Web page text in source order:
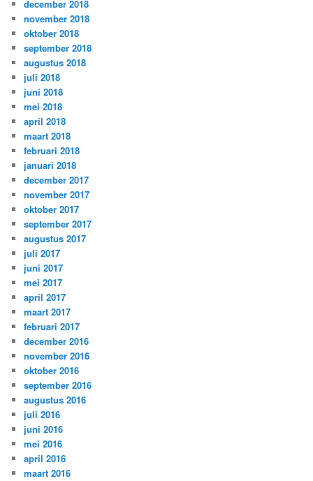
december 2018
november 2018
oktober 2018
september 2018
augustus 2018
juli 2018
juni 2018
mei 2018
april 2018
maart 2018
februari 2018
januari 2018
december 2017
november 2017
oktober 2017
september 2017
augustus 2017
juli 2017
juni 2017
mei 2017
april 2017
maart 2017
februari 2017
december 2016
november 2016
oktober 2016
september 2016
augustus 2016
juli 2016
juni 2016
mei 2016
april 2016
maart 2016